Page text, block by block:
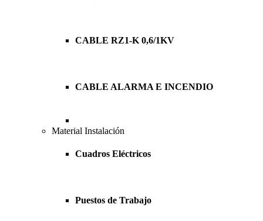
CABLE RZ1-K 0,6/1KV
CABLE ALARMA E INCENDIO
Material Instalación
Cuadros Eléctricos
Puestos de Trabajo